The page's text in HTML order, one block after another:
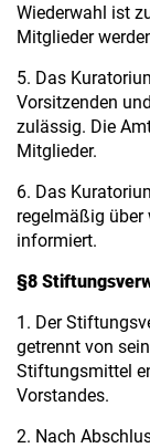
Wiederwahl ist
Mitglieder
5. Das
Vorsitzenden
zulässig. Die
Mitglieder.
6. Das
regelmäßig über
informiert.
§8
1. Der
getrennt von
Stiftungsmittel
Vorstandes.
2. Nach